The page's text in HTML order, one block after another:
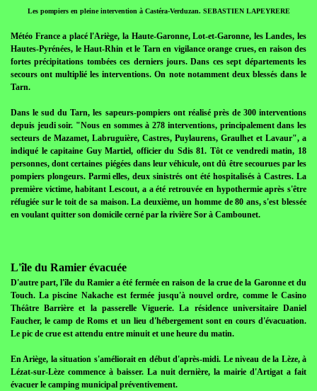
Les pompiers en pleine intervention à Castéra-Verduzan. SEBASTIEN LAPEYRERE
Météo France a placé l'Ariège, la Haute-Garonne, Lot-et-Garonne, les Landes, les
Hautes-Pyrénées, le Haut-Rhin et le Tarn en vigilance orange crues, en raison des
fortes précipitations tombées ces derniers jours. Dans ces sept départements les
secours ont multiplié les interventions. On note notamment deux blessés dans le
Tarn.
Dans le sud du Tarn, les sapeurs-pompiers ont réalisé près de 300 interventions
depuis jeudi soir. "Nous en sommes à 278 interventions, principalement dans les
secteurs de Mazamet, Labruguière, Castres, Puylaurens, Graulhet et Lavaur", a
indiqué le capitaine Guy Martiel, officier du Sdis 81. Tôt ce vendredi matin, 18
personnes, dont certaines piégées dans leur véhicule, ont dû être secourues par les
pompiers plongeurs. Parmi elles, deux sinistrés ont été hospitalisés à Castres. La
première victime, habitant Lescout, a a été retrouvée en hypothermie après s'être
réfugiée sur le toit de sa maison. La deuxième, un homme de 80 ans, s'est blessée
en voulant quitter son domicile cerné par la rivière Sor à Cambounet.
L'île du Ramier évacuée
D'autre part, l'île du Ramier a été fermée en raison de la crue de la Garonne et du
Touch. La piscine Nakache est fermée jusqu'à nouvel ordre, comme le Casino
Théâtre Barrière et la passerelle Viguerie. La résidence universitaire Daniel
Faucher, le camp de Roms et un lieu d'hébergement sont en cours d'évacuation.
Le pic de crue est attendu entre minuit et une heure du matin.
En Ariège, la situation s'améliorait en début d'après-midi. Le niveau de la Lèze, à
Lézat-sur-Lèze commence à baisser. La nuit dernière, la mairie d'Artigat a fait
évacuer le camping municipal préventivement.